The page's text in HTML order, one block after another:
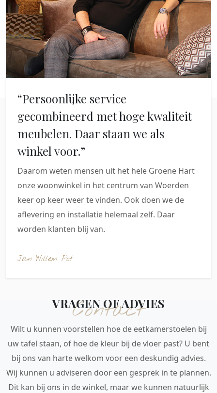
“Persoonlijke service
gecombineerd met hoge kwaliteit
meubelen. Daar staan we als
winkel voor.”
Daarom weten mensen uit het hele Groene Hart
onze woonwinkel in het centrum van Woerden
keer op keer weer te vinden. Ook doen we de
aflevering en installatie helemaal zelf. Daar
worden klanten blij van.
Jan Willem Pot
Contact
VRAGEN OF ADVIES
Wilt u kunnen voorstellen hoe de eetkamerstoelen bij
uw tafel staan, of hoe de kleur bij de vloer past? U bent
bij ons van harte welkom voor een deskundig advies.
Wij kunnen u adviseren door een gesprek in te plannen.
Dit kan bij ons in de winkel, maar we kunnen natuurlijk